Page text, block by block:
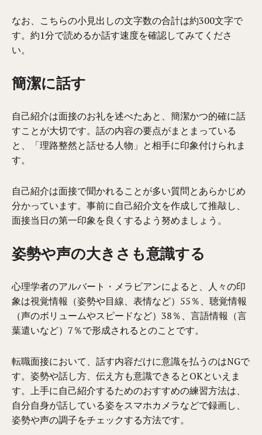
なお、こちらの小見出しの文字数の合計は約300文字で
す。約1分で読めるか話す速度を確認してみてくださ
い。
簡潔に話す
自己紹介は面接のお礼を述べたあと、簡潔かつ的確に話
すことが大切です。話の内容の要点がまとまっている
と、「理路整然と話せる人物」と相手に印象付けられま
す。
自己紹介は面接で聞かれることが多い質問とあらかじめ
分かっています。事前に自己紹介文を作成して推敲し、
面接当日の第一印象を良くするよう努めましょう。
姿勢や声の大きさも意識する
心理学者のアルバート・メラビアンによると、人々の印
象は視覚情報（姿勢や目線、表情など）55％、聴覚情報
（声のボリュームやスピードなど）38％、言語情報（言
葉遣いなど）7％で形成されるとのことです。
転職面接において、話す内容だけに意識を払うのはNGで
す。姿勢や話し方、伝え方も意識できるとOKといえま
す。上手に自己紹介するためのおすすめの練習方法は、
自分自身が話している姿をスマホカメラなどで録画し、
姿勢や声の調子をチェックする方法です。